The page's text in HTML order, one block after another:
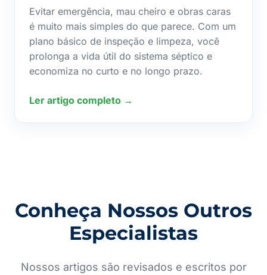
Evitar emergência, mau cheiro e obras caras
é muito mais simples do que parece. Com um
plano básico de inspeção e limpeza, você
prolonga a vida útil do sistema séptico e
economiza no curto e no longo prazo.
Ler artigo completo →
Conheça Nossos Outros
Especialistas
Nossos artigos são revisados e escritos por